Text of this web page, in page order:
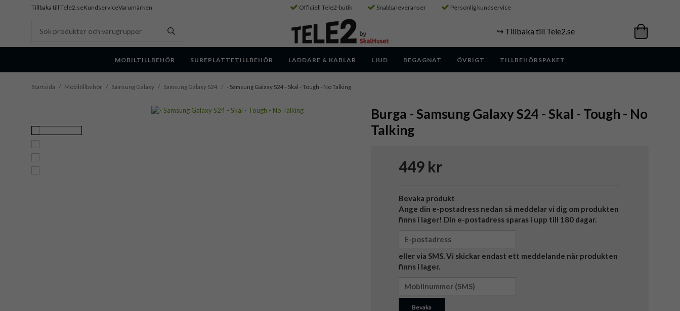
Tillbaka till Tele2.seKundserviceVarumärken Officiell Tele2-butik Snabba leveranser Personlig kundservice
↪️ Tillbaka till Tele2.se
MOBILTILLBEHÖR SURFPLATTETILLBEHÖR LADDARE & KABLAR LJUD BEGAGNAT ÖVRIGT TILLBEHÖRSPAKET
Startsida / Mobiltillbehör / Samsung Galaxy / Samsung Galaxy S24 / - Samsung Galaxy S24 - Skal - Tough - No Talking
Burga - Samsung Galaxy S24 - Skal - Tough - No
Talking
449 kr
Bevaka produkt
Ange din e-postadress nedan så meddelar vi dig om produkten
finns i lager! Din e-postadress sparas i upp till 180 dagar.
eller via SMS. Vi skickar endast ett meddelande när produkten
finns i lager.
Bevaka